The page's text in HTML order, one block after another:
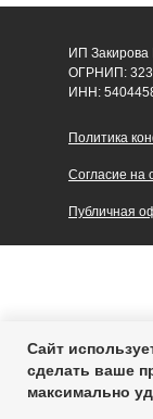
Сайт
сделать ваше
максимально
ИП
ОГРНИП:
ИНН:
Политика
Согласие на
Публичная